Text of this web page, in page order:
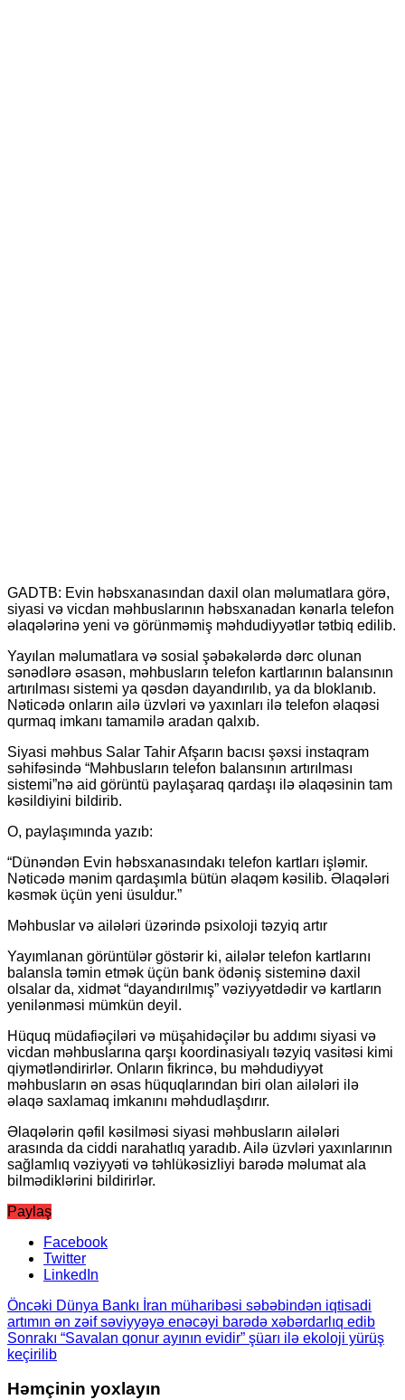
GADTB: Evin həbsxanasından daxil olan məlumatlara görə,
siyasi və vicdan məhbuslarının həbsxanadan kənarla telefon
əlaqələrinə yeni və görünməmiş məhdudiyyətlər tətbiq edilib.
Yayılan məlumatlara və sosial şəbəkələrdə dərc olunan
sənədlərə əsasən, məhbusların telefon kartlarının balansının
artırılması sistemi ya qəsdən dayandırılıb, ya da bloklanıb.
Nəticədə onların ailə üzvləri və yaxınları ilə telefon əlaqəsi
qurmaq imkanı tamamilə aradan qalxıb.
Siyasi məhbus Salar Tahir Afşarın bacısı şəxsi instaqram
səhifəsində “Məhbusların telefon balansının artırılması
sistemi”nə aid görüntü paylaşaraq qardaşı ilə əlaqəsinin tam
kəsildiyini bildirib.
O, paylaşımında yazıb:
“Dünəndən Evin həbsxanasındakı telefon kartları işləmir.
Nəticədə mənim qardaşımla bütün əlaqəm kəsilib. Əlaqələri
kəsmək üçün yeni üsuldur.”
Məhbuslar və ailələri üzərində psixoloji təzyiq artır
Yayımlanan görüntülər göstərir ki, ailələr telefon kartlarını
balansla təmin etmək üçün bank ödəniş sisteminə daxil
olsalar da, xidmət “dayandırılmış” vəziyyətdədir və kartların
yenilənməsi mümkün deyil.
Hüquq müdafiəçiləri və müşahidəçilər bu addımı siyasi və
vicdan məhbuslarına qarşı koordinasiyalı təzyiq vasitəsi kimi
qiymətləndirirlər. Onların fikrincə, bu məhdudiyyət
məhbusların ən əsas hüquqlarından biri olan ailələri ilə
əlaqə saxlamaq imkanını məhdudlaşdırır.
Əlaqələrin qəfil kəsilməsi siyasi məhbusların ailələri
arasında da ciddi narahatlıq yaradıb. Ailə üzvləri yaxınlarının
sağlamlıq vəziyyəti və təhlükəsizliyi barədə məlumat ala
bilmədiklərini bildirirlər.
Paylaş
Facebook
Twitter
LinkedIn
Öncəki Dünya Bankı İran müharibəsi səbəbindən iqtisadi
artımın ən zəif səviyyəyə enəcəyi barədə xəbərdarlıq edib
Sonrakı “Savalan qonur ayının evidir” şüarı ilə ekoloji yürüş
keçirilib
Həmçinin yoxlayın